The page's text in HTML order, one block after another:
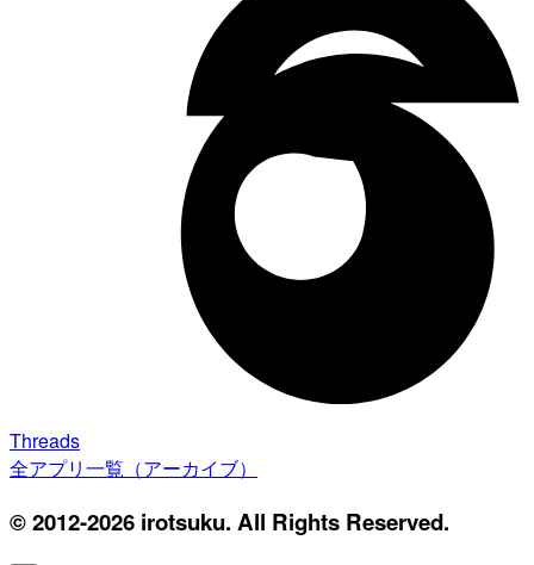
Threads
全アプリ一覧（アーカイブ）
© 2012-2026 irotsuku. All Rights Reserved.